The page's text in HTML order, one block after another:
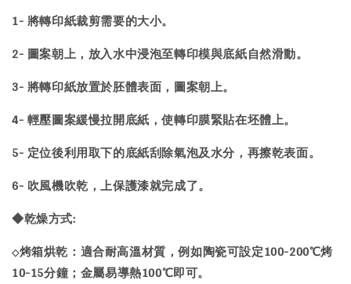
1- 將轉印紙裁剪需要的大小。
2- 圖案朝上，放入水中浸泡至轉印模與底紙自然滑動。
3- 將轉印紙放置於胚體表面，圖案朝上。
4- 輕壓圖案緩慢拉開底紙，使轉印膜緊貼在坯體上。
5- 定位後利用取下的底紙刮除氣泡及水分，再擦乾表面。
6- 吹風機吹乾，上保護漆就完成了。
◆乾燥方式:
◇烤箱烘乾：適合耐高溫材質，例如陶瓷可設定100-200℃烤
10-15分鐘；金屬易導熱100℃即可。